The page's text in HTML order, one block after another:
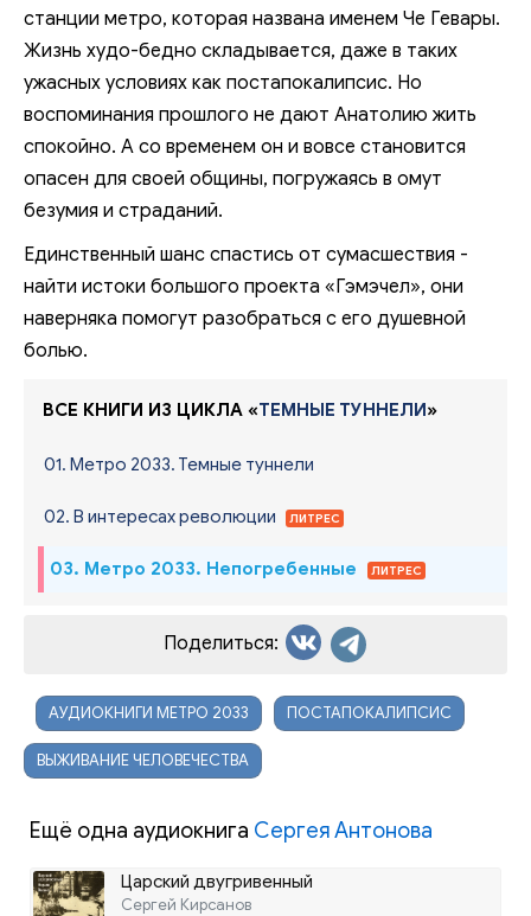
станции метро, которая названа именем Че Гевары.
Жизнь худо-бедно складывается, даже в таких
ужасных условиях как постапокалипсис. Но
воспоминания прошлого не дают Анатолию жить
спокойно. А со временем он и вовсе становится
опасен для своей общины, погружаясь в омут
безумия и страданий.
Единственный шанс спастись от сумасшествия -
найти истоки большого проекта «Гэмэчел», они
наверняка помогут разобраться с его душевной
болью.
ВСЕ КНИГИ ИЗ ЦИКЛА «ТЕМНЫЕ ТУННЕЛИ»
01. Метро 2033. Темные туннели
02. В интересах революции ЛИТРЕС
03. Метро 2033. Непогребенные ЛИТРЕС
Поделиться:
АУДИОКНИГИ МЕТРО 2033 ПОСТАПОКАЛИПСИС
ВЫЖИВАНИЕ ЧЕЛОВЕЧЕСТВА
Ещё одна аудиокнига Сергея Антонова
Царский двугривенный
Сергей Кирсанов